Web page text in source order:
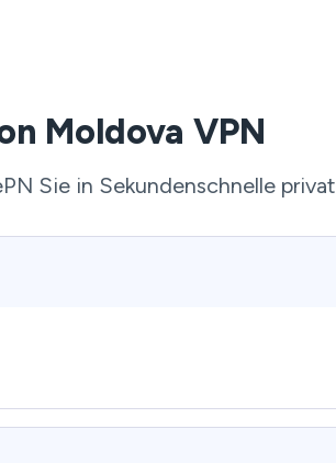
Moldova VPN
Sie in Sekundenschnelle privat